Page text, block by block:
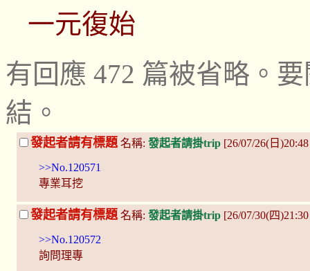
一元復始
有回應 472 篇被省略。
結。
發起者請有標題 名稱: 發起者請掛trip [26/07/26(日
>>No.120571
專業耳挖
發起者請有標題 名稱: 發起者請掛trip [26/07/30(四
>>No.120572
詢問理專